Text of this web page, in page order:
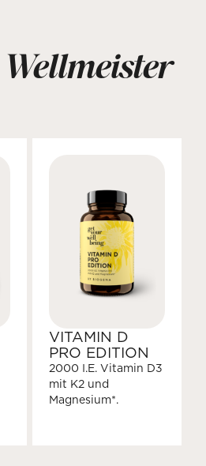
Wellmeister
VITAMIN D
PRO EDITION
2000 I.E. Vitamin D3
mit K2 und
Magnesium*.